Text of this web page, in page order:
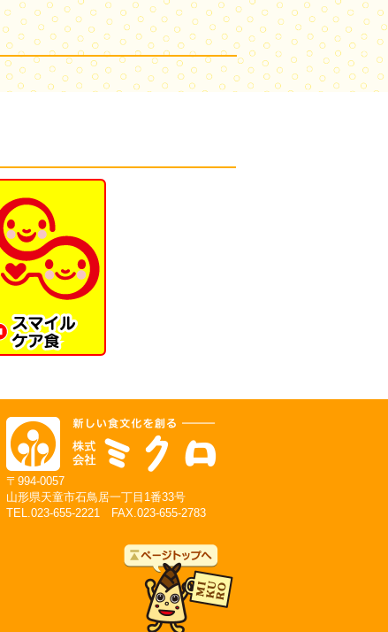
〒994-0057
山形県天童市石鳥居一丁目1番33号
TEL.023-655-2221 FAX.023-655-2783